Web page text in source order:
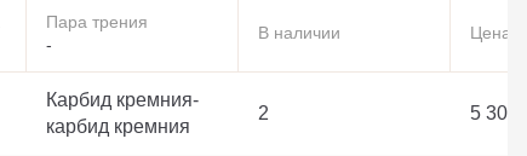
Пара трения
-
В наличии Цена
Карбид кремния-
карбид кремния
2 5 307